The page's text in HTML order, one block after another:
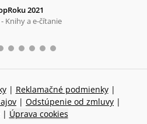
2021
Knihy a e-čítanie
| Reklamačné podmienky |
| Odstúpenie od zmluvy |
| Úprava cookies